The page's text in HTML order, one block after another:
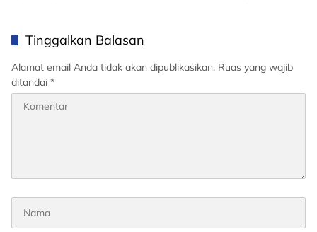
Tinggalkan Balasan
Alamat email Anda tidak akan dipublikasikan. Ruas yang wajib
ditandai *